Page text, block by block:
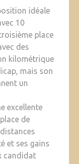
idéale
10
place
des
kilométrique
mais son
un
excellente
de
et ses gains
candidat